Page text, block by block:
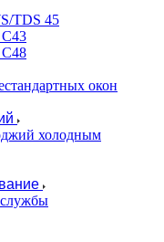
TDS 45
окон
холодным
службы